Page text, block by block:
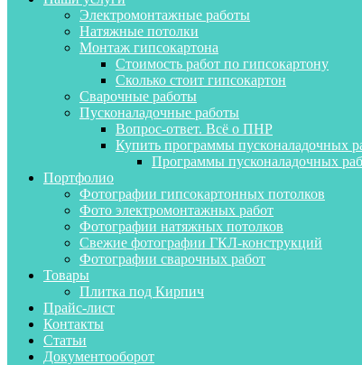
Электромонтажные работы
Натяжные потолки
Монтаж гипсокартона
Стоимость работ по гипсокартону
Сколько стоит гипсокартон
Сварочные работы
Пусконаладочные работы
Вопрос-ответ. Всё о ПНР
Купить программы пусконаладочных
Программы пусконаладочных
Портфолио
Фотографии гипсокартонных потолков
Фото электромонтажных работ
Фотографии натяжных потолков
Свежие фотографии ГКЛ-конструкций
Фотографии сварочных работ
Товары
Плитка под Кирпич
Прайс-лист
Контакты
Статьи
Документооборот